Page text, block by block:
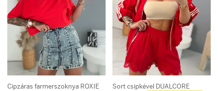
Cipzáras farmerszoknya ROXIE Sort csipkével DUALCORE